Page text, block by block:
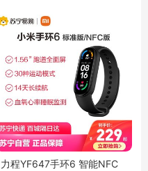
力程YF647手环6 智能NFC